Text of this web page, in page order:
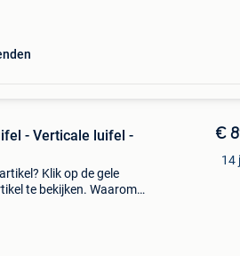
- Verticale luifel -
Klik op de gele
te bekijken. Waarom
€
14